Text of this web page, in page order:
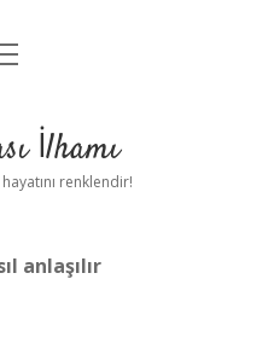
İlhamı
renklendir!
anlaşılır